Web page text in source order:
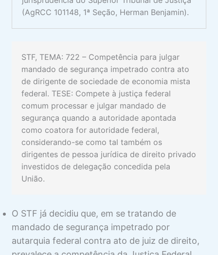
(AgRCC 101148, 1ª Seção, Herman Benjamin).
STF, TEMA: 722 – Competência para julgar
mandado de segurança impetrado contra ato
de dirigente de sociedade de economia mista
federal. TESE: Compete à justiça federal
comum processar e julgar mandado de
segurança quando a autoridade apontada
como coatora for autoridade federal,
considerando-se como tal também os
dirigentes de pessoa jurídica de direito privado
investidos de delegação concedida pela
União.
O STF já decidiu que, em se tratando de
mandado de segurança impetrado por
autarquia federal contra ato de juiz de direito,